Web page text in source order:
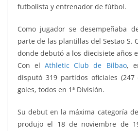
futbolista y entrenador de fútbol.
Como jugador se desempeñaba
parte de las plantillas del Sestao S.
donde debutó a los diecisiete años
Con elAthletic Club de Bilbao,
disputó 319 partidos oficiales
goles, todos en 1ª División.
Su debut en la máxima categoría
produjo el 18 de noviembre de